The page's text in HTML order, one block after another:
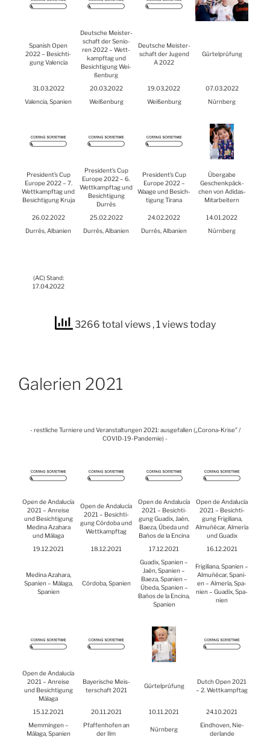
Spa­nish Open
2022 – Besich­ti­
gung Valen­cia
Deut­sche Meis­ter­
schaft der Senio­
ren 2022 – Wett­
kampf­tag und
Besich­ti­gung Wei­
ßen­burg
Deut­sche Meis­ter­
schaft der Jugend
A 2022
Gür­tel­prü­fung
31.03.2022 20.03.2022 19.03.2022
07.03.2022
Valen­cia, Spa­ni­en
Wei­ßen­burg Wei­ßen­burg Nürn­berg
President’s Cup
Euro­pe 2022 – 7.
Wett­kampf­tag und
Besich­ti­gung Kru­ja
President’s Cup
Euro­pe 2022 – 6.
Wett­kampf­tag und
Besich­ti­gung
Durrës
President’s Cup
Euro­pe 2022 –
Waa­ge und Besich­
ti­gung Tira­na
Über­ga­be
Geschenk­päck­
chen von Adi­das-
Mit­ar­bei­tern
26.02.2022 25.02.2022 24.02.2022
14.01.2022
Durrës, Alba­ni­en
Durrës, Alba­ni­en Durrës, Alba­ni­en Nürn­berg
(AC) Stand:
17.04.2022
3266 total views , 1 views today
Gale­rien 2021
- rest­li­che Tur­nie­re und Ver­an­stal­tun­gen 2021: aus­ge­fal­len („Coro­na-Kri­se” /
COVID-19-Pan­de­mie) -
Open de Anda­lucía
2021 – Anrei­se
und Besich­ti­gung
Medi­na Aza­ha­ra
und Mála­ga
Open de Anda­lucía
2021 – Besich­ti­
gung Cór­do­ba und
Wett­kampf­tag
Open de Anda­lucía
2021 – Besich­ti­
gung Gua­dix, Jaén,
Bae­za, Úbe­da und
Baños de la Enci­na
Open de Anda­lucía
2021 – Besich­ti­
gung Fri­gi­lia­na,
Almu­ñé­car, Alme­ría
und Gua­dix
19.12.2021
18.12.2021 17.12.2021 16.12.2021
Medi­na Aza­ha­ra,
Spa­ni­en – Mála­ga,
Spa­ni­en
Cór­do­ba, Spa­ni­en
Gua­dix, Spa­ni­en –
Jaén, Spa­ni­en –
Bae­za, Spa­ni­en –
Úbe­da, Spa­ni­en –
Baños de la Enci­na,
Spa­ni­en
Fri­gi­lia­na, Spa­ni­en –
Almu­ñé­car, Spa­ni­
en – Alme­ría, Spa­
ni­en – Gua­dix, Spa­
ni­en
Open de Anda­lucía
2021 – Anrei­se
und Besich­ti­gung
Mála­ga
Baye­ri­sche Meis­
ter­schaft 2021
Gür­tel­prü­fung
Dut­ch Open 2021
– 2. Wett­kampf­tag
15.12.2021 20.11.2021 10.11.2021
24.10.2021
Mem­min­gen –
Mála­ga, Spa­ni­en
Pfaf­fen­ho­fen an
der Ilm
Nürn­berg
Eind­ho­ven, Nie­
der­lan­de